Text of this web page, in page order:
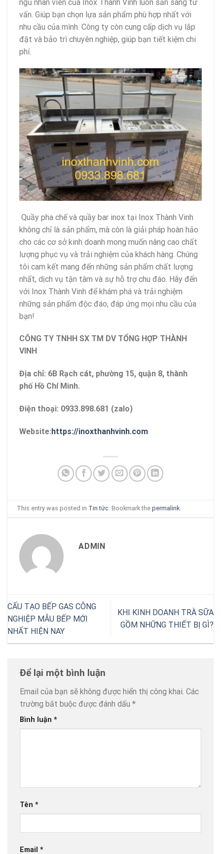
ngũ nhân viên của Inox Thành Vinh luôn sẵn sàng tư
vấn. Giúp bạn chọn lựa sản phẩm phù hợp nhất với
nhu cầu của mình. Công ty còn cung cấp dịch vụ lắp
đặt và bảo trì chuyên nghiệp, giúp bạn tiết kiệm chi
phí.
Quầy pha chế và quầy bar inox tại Inox Thành Vinh
không chỉ là sản phẩm, mà còn là giải pháp hoàn hảo
cho các cơ sở kinh doanh mong muốn nâng cao chất
lượng phục vụ và trải nghiệm của khách hàng. Chúng
tôi cam kết mang đến những sản phẩm chất lượng
nhất, dịch vụ tận tâm và sự hỗ trợ chu đáo. Hãy đến
với Inox Thành Vinh để khám phá và trải nghiệm
những sản phẩm độc đáo, đáp ứng mọi nhu cầu của
bạn!
CÔNG TY TNHH SX TM DV TỔNG HỢP THÀNH
VINH
Địa chỉ: 6B Rạch cát, phường 15, quận 8, thành
phố Hồ Chí Minh.
Điện thoại: 0933.898.681 (zalo)
Website:https://inoxthanhvinh.com
This entry was posted in Tin tức. Bookmark thepermalink.
ADMIN
CẤU TẠO BẾP GAS CÔNG
NGHIỆP MẪU BẾP MỚI
NHẤT HIỆN NAY
KHI KINH DOANH TRÀ SỮA
GỒM NHỮNG THIẾT BỊ GÌ?
Để lại một bình luận
Email của bạn sẽ không được hiển thị công khai. Các
trường bắt buộc được đánh dấu *
Bình luận *
Tên *
Email *